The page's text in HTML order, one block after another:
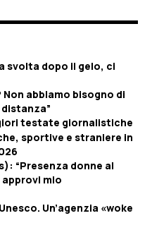
svolta dopo il gelo, ci
Non abbiamo bisogno di
distanza”
testate giornalistiche
sportive e straniere in
“Presenza donne al
approvi mio
Un’agenzia «woke